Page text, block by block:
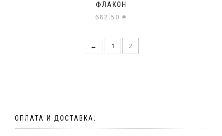
ФЛАКОН
682.50 ₴
← 1 2
ОПЛАТА И ДОСТАВКА: